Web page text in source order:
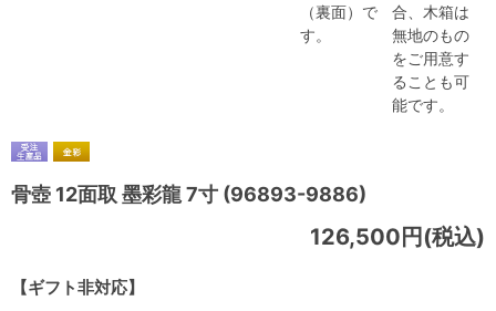
（裏面）で
す。
合、木箱は
無地のもの
をご用意す
ることも可
能です。
骨壺 12面取 墨彩龍 7寸 (96893-9886)
【ギフト非対応】
126,500円(税込)